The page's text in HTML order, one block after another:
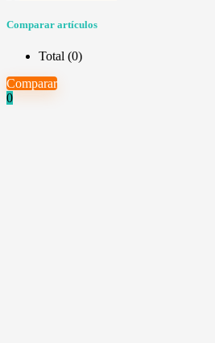
Comparar artículos
Total (0)
Comparar
0